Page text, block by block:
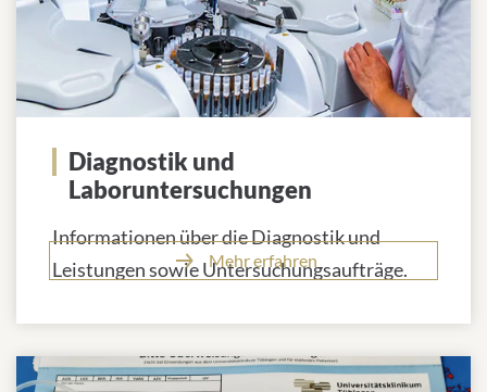
Diagnostik und
Laboruntersuchungen
Informationen über die Diagnostik und
Leistungen sowie Untersuchungsaufträge.
Mehr erfahren